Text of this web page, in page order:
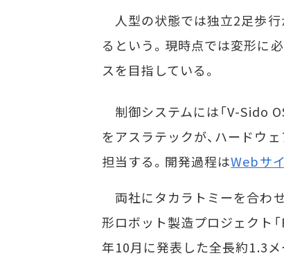
人型の状態では独立2足歩行
るという。現時点では変形に
スを目指している。
制御システムには「V-Sido
をアスラテックが、ハードウ
担当する。開発過程はWebサ
両社にタカラトミーを合わ
形ロボット製造プロジェクト
年10月に発表した全長約1.3